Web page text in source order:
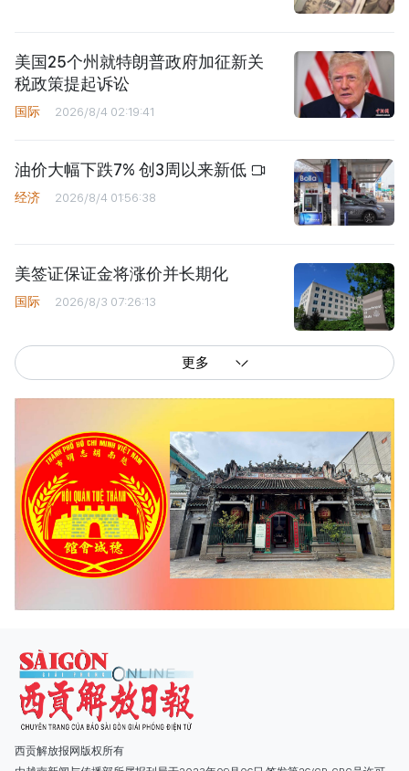
美国25个州就特朗普政府加征新关
税政策提起诉讼
国际 2026/8/4 02:19:41
油价大幅下跌7% 创3周以来新低
经济 2026/8/4 01:56:38
美签证保证金将涨价并长期化
国际 2026/8/3 07:26:13
更多
西贡解放报网版权所有
由越南新闻与传播部所属报刊局于2023年09月06日 签发第26/GP-CBC号许可
副总编辑: 阮玉英、范文长、裴氏红霜、张德义、范氏云英、杨文光、阮德显、
阮克强、陈嘉宝
主编: 阮玉英
社址: 胡志明市棋盘坊阮氏明开街432-434号
总台: (028) 39294091 - 转 060
热线: 096.558.1888